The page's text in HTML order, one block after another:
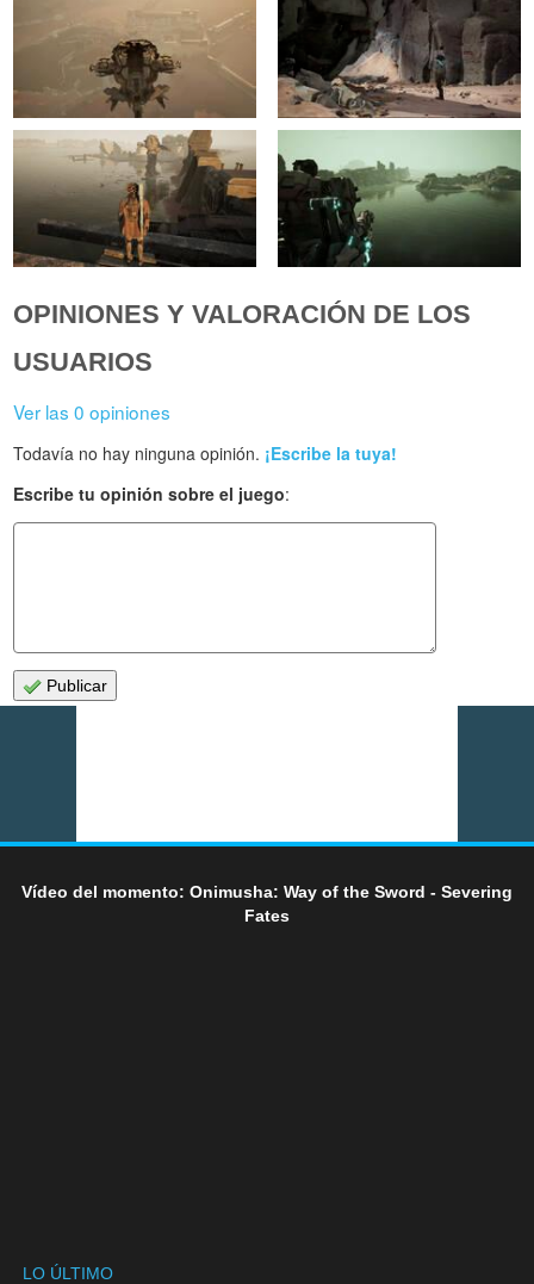
OPINIONES Y VALORACIÓN DE LOS
USUARIOS
Ver las 0 opiniones
Todavía no hay ninguna opinión. ¡Escribe la tuya!
Escribe tu opinión sobre el juego:
Publicar
Vídeo del momento: Onimusha: Way of the Sword - Severing
Fates
LO ÚLTIMO